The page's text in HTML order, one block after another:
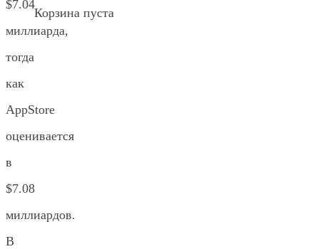
Корзина пуста
$7.04
миллиарда,
тогда
как
AppStore
оценивается
в
$7.08
миллиардов.
В